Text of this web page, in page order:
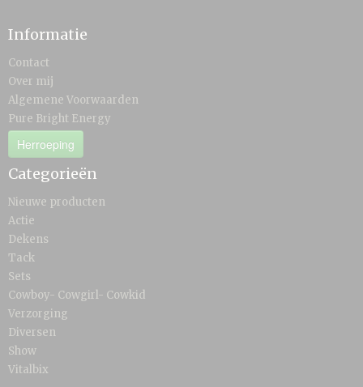
Informatie
Contact
Over mij
Algemene Voorwaarden
Pure Bright Energy
Herroeping
Categorieën
Nieuwe producten
Actie
Dekens
Tack
Sets
Cowboy- Cowgirl- Cowkid
Verzorging
Diversen
Show
Vitalbix